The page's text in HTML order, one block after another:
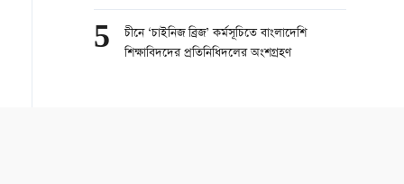
5
চীনে ‘চাইনিজ ব্রিজ’ কর্মসূচিতে বাংলাদেশি
শিক্ষাবিদদের প্রতিনিধিদলের অংশগ্রহণ